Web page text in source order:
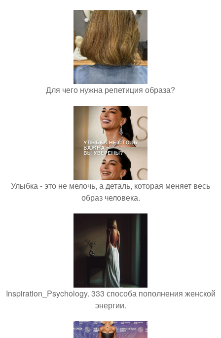
Для чего нужна репетиция образа?
Улыбка - это не мелочь, а деталь, которая меняет весь
образ человека.
Inspiration_Psychology. 333 способа пополнения женской
энергии.